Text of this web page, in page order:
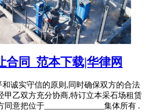
合同_范本下载|华律网
诚实守信的原则,同时确保双方的合法
甲乙双方充分协商,特订立本采石场租赁
意把位于_______________集体所有 .